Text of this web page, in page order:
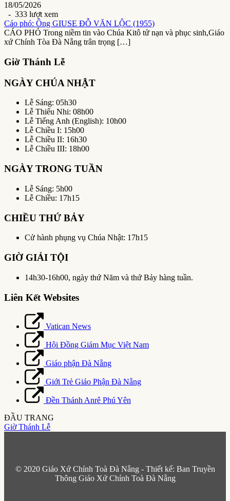
18/05/2026
- 333 lượt xem
Cáo phó: Ông GIUSE ĐỖ VĂN LỘC (1955)
CÁO PHÓ Trong niềm tin vào Chúa Kitô tử nạn và phục sinh,Giáo
xứ Chính Tòa Đà Nẵng trân trọng […]
Giờ Thánh Lễ
NGÀY CHÚA NHẬT
Lễ Sáng: 05h30
Lễ Thiếu Nhi: 08h00
Lễ Tiếng Anh (English): 10h00
Lễ Chiều I: 15h00
Lễ Chiều II: 16h30
Lễ Chiều III: 18h00
NGÀY TRONG TUẦN
Lễ Sáng: 5h00
Lễ Chiều: 17h15
CHIỀU THỨ BẢY
Cử hành phụng vụ Chúa Nhật: 17h15
GIỜ GIẢI TỘI
14h30-16h00, ngày thứ Năm và thứ Bảy hàng tuần.
Liên Kết Websites
Vatican News
Hội Đồng Giám Mục Việt Nam
Giáo phận Đà Nẵng
Giới Trẻ Giáo Phận Đà Nẵng
Đền Thánh Anrê Phú Yên
ĐẦU TRANG
Giờ Thánh Lễ
© 2020 Giáo Xứ Chính Toà Đà Nẵng - Thiết kế: Ban Truyền
Thông Giáo Xứ Chính Toà Đà Nẵng